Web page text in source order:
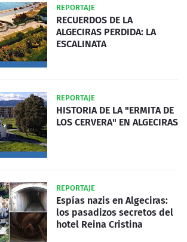
REPORTAJE
RECUERDOS DE LA
ALGECIRAS PERDIDA: LA
ESCALINATA
REPORTAJE
HISTORIA DE LA "ERMITA DE
LOS CERVERA" EN ALGECIRAS
REPORTAJE
Espías nazis en Algeciras:
los pasadizos secretos del
hotel Reina Cristina